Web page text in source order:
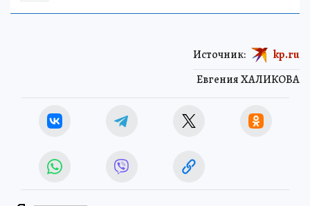
Евгения ХАЛИКОВА
Источник: kp.ru